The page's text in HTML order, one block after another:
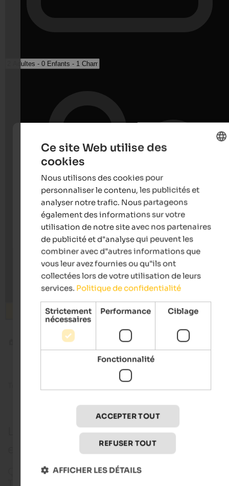
Rechercher
Confiture d'airelles rouges
minutes
La confiture d'airelles : un délice
et traditionnel
Qu'elles soient sucrées ou salées, les spécialités
Ce site Web utilise des
cookies
Nous utilisons des cookies pour
personnaliser le contenu, les publicités et
analyser notre trafic. Nous partageons
également des informations sur votre
utilisation de notre site avec nos partenaires
de publicité et d"analyse qui peuvent les
combiner avec d"autres informations que
vous leur avez fournies ou qu"ils ont
collectées lors de votre utilisation de leurs
services. Politique de confidentialité
Strictement
nécessaires
Performance Ciblage
Fonctionnalité
ACCEPTER TOUT
REFUSER TOUT
AFFICHER LES DÉTAILS